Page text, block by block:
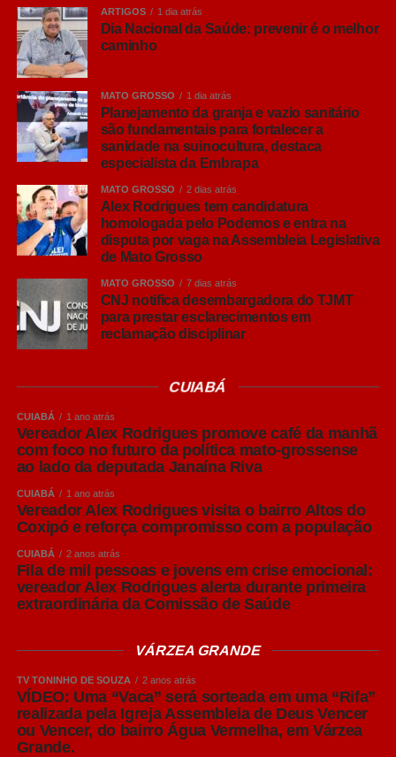
COMENTE ABAIXO:
Leia Também: Confira gabarito
definitivo da prova de juiz leigo em
Nova Xavantina
ARTIGOS 1 dia atrás
Dia Nacional da Saúde: prevenir é o melhor
caminho
MATO GROSSO 1 dia atrás
Planejamento da granja e vazio sanitário
são fundamentais para fortalecer a
sanidade na suinocultura, destaca
especialista da Embrapa
MATO GROSSO 2 dias atrás
Alex Rodrigues tem candidatura
homologada pelo Podemos e entra na
disputa por vaga na Assembleia Legislativa
de Mato Grosso
MATO GROSSO 7 dias atrás
CNJ notifica desembargadora do TJMT
para prestar esclarecimentos em
reclamação disciplinar
CUIABÁ
CUIABÁ 1 ano atrás
Vereador Alex Rodrigues promove café da manhã
com foco no futuro da política mato-grossense
ao lado da deputada Janaína Riva
CUIABÁ 1 ano atrás
Vereador Alex Rodrigues visita o bairro Altos do
Coxipó e reforça compromisso com a população
CUIABÁ 2 anos atrás
Fila de mil pessoas e jovens em crise emocional:
vereador Alex Rodrigues alerta durante primeira
extraordinária da Comissão de Saúde
VÁRZEA GRANDE
TV TONINHO DE SOUZA 2 anos atrás
VÍDEO: Uma “Vaca” será sorteada em uma “Rifa”
realizada pela Igreja Assembleia de Deus Vencer
ou Vencer, do bairro Água Vermelha, em Várzea
Grande.